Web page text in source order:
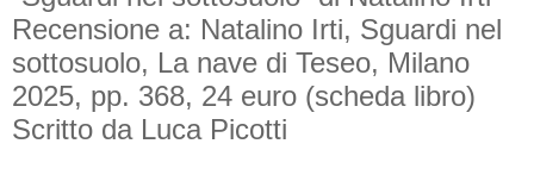
Recensione a: Natalino Irti, Sguardi nel
sottosuolo, La nave di Teseo, Milano
2025, pp. 368, 24 euro (scheda libro)
Scritto da Luca Picotti